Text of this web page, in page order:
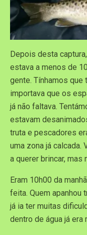
Depois desta
estava a menos de
gente. Tínhamos que
importava que os
já não faltava.
estavam
truta e pescadores
uma zona já calcada.
a querer brincar, mas
Eram 10h00 da
feita. Quem apanhou
já ia ter muitas
dentro de água já era